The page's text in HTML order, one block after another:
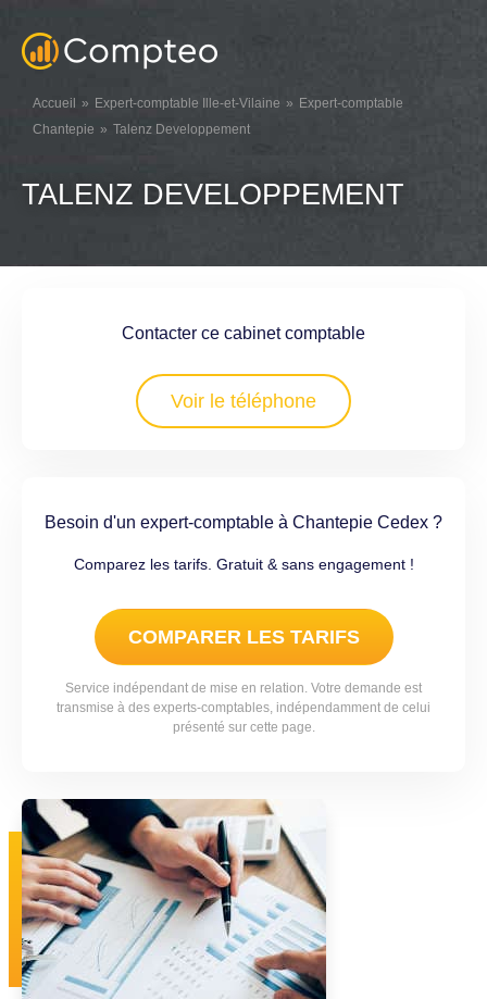
Accueil Expert-comptable Ille-et-Vilaine
Expert-comptable
Chantepie
Talenz Developpement
TALENZ DEVELOPPEMENT
Contacter ce cabinet comptable
Voir le téléphone
Besoin d'un expert-comptable à Chantepie Cedex ?
Comparez les tarifs. Gratuit & sans engagement !
COMPARER LES TARIFS
Service indépendant de mise en relation. Votre demande est
transmise à des experts-comptables, indépendamment de celui
présenté sur cette page.